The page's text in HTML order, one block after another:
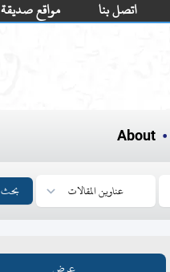
مواقع صديقة اتصل بنا
About
بحث